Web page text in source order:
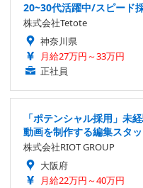
20~30代活躍中/スピード
株式会社Tetote
神奈川県
月給27万円～33万円
正社員
「ポテンシャル採用」未
動画を制作する編集スタ
株式会社RIOT GROUP
大阪府
月給22万円～40万円